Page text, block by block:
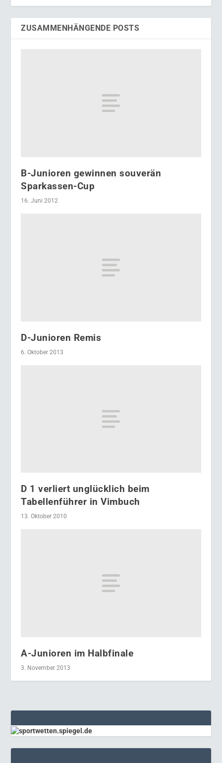
ZUSAMMENHÄNGENDE POSTS
B-Junioren gewinnen souverän
Sparkassen-Cup
16. Juni 2012
D-Junioren Remis
6. Oktober 2013
D 1 verliert unglücklich beim
Tabellenführer in Vimbuch
13. Oktober 2010
A-Junioren im Halbfinale
3. November 2013